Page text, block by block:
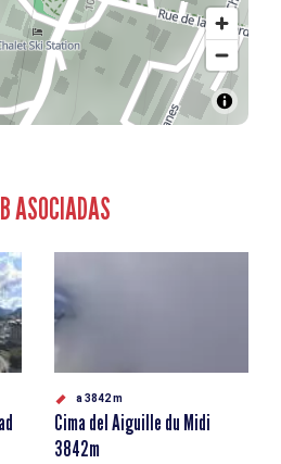
ASOCIADAS
a 3842 m
Cima del Aiguille du Midi
3842m